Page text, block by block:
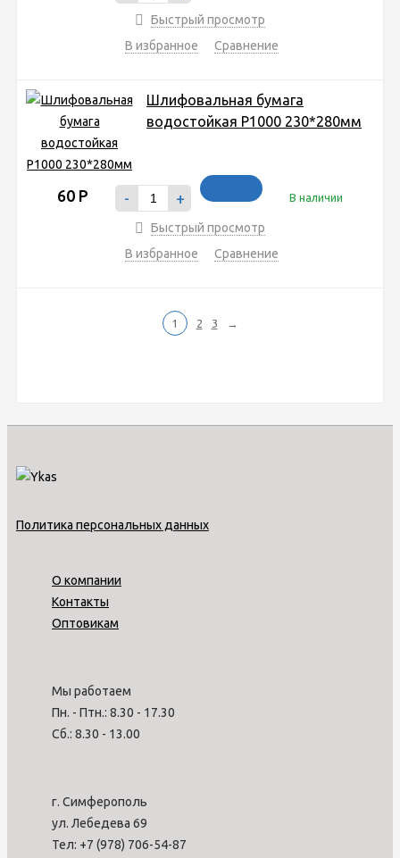
Быстрый просмотр
В избранное
Сравнение
Шлифовальная бумага
водостойкая P1000 230*280мм
60 Р - + В наличии
Быстрый просмотр
В избранное
Сравнение
1 2 3 →
Политика персональных данных
О компании
Контакты
Оптовикам
Мы работаем
Пн. - Птн.: 8.30 - 17.30
Сб.: 8.30 - 13.00
г. Симферополь
ул. Лебедева 69
Тел: +7 (978) 706-54-87